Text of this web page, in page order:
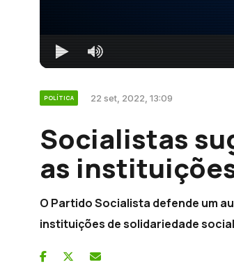
POLÍTICA 22 set, 2022, 13:09
Socialistas
as
O Partido Socialista defende um
instituições de solidariedade